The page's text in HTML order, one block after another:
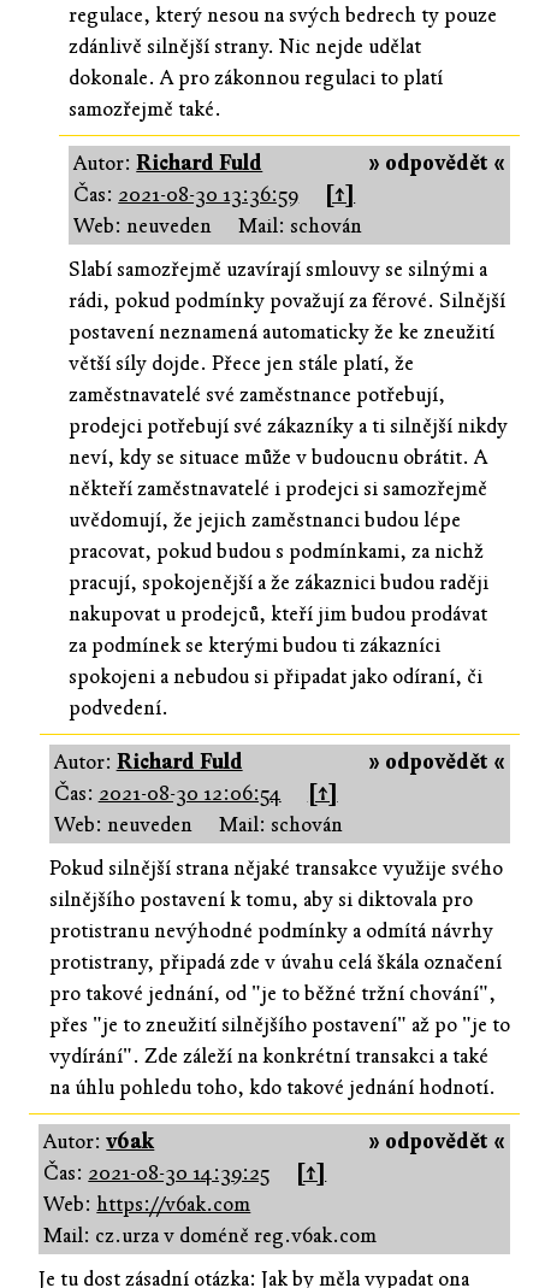
regulace, který nesou na svých bedrech ty pouze
zdánlivě silnější strany. Nic nejde udělat
dokonale. A pro zákonnou regulaci to platí
samozřejmě také.
» odpovědět «
Autor:Richard Fuld
Čas: 2021-08-30 13:36:59
[↑]
Web: neuveden
Mail: schován
Slabí samozřejmě uzavírají smlouvy se silnými a
rádi, pokud podmínky považují za férové. Silnější
postavení neznamená automaticky že ke zneužití
větší síly dojde. Přece jen stále platí, že
zaměstnavatelé své zaměstnance potřebují,
prodejci potřebují své zákazníky a ti silnější nikdy
neví, kdy se situace může v budoucnu obrátit. A
někteří zaměstnavatelé i prodejci si samozřejmě
uvědomují, že jejich zaměstnanci budou lépe
pracovat, pokud budou s podmínkami, za nichž
pracují, spokojenější a že zákaznici budou raději
nakupovat u prodejců, kteří jim budou prodávat
za podmínek se kterými budou ti zákazníci
spokojeni a nebudou si připadat jako odíraní, či
podvedení.
» odpovědět «
Autor: Richard Fuld
Čas: 2021-08-30 12:06:54
[↑]
Web: neuveden
Mail: schován
Pokud silnější strana nějaké transakce využije svého
silnějšího postavení k tomu, aby si diktovala pro
protistranu nevýhodné podmínky a odmítá návrhy
protistrany, připadá zde v úvahu celá škála označení
pro takové jednání, od "je to běžné tržní chování",
přes "je to zneužití silnějšího postavení" až po "je to
vydírání". Zde záleží na konkrétní transakci a také
na úhlu pohledu toho, kdo takové jednání hodnotí.
» odpovědět «
Autor:v6ak
Čas: 2021-08-30 14:39:25
[↑]
Web:https://v6ak.com
Mail: cz.urza v doméně reg.v6ak.com
Je tu dost zásadní otázka: Jak by měla vypadat ona